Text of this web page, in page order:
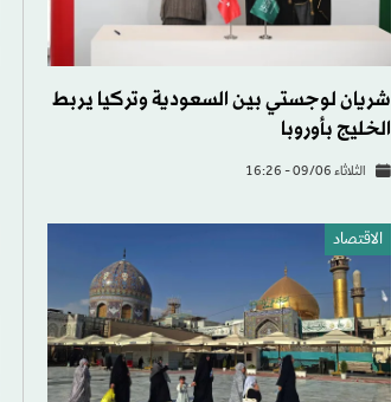
شريان لوجستي بين السعودية وتركيا يربط
الخليج بأوروبا
الثلاثاء 09/06 - 16:26
الاقتصاد